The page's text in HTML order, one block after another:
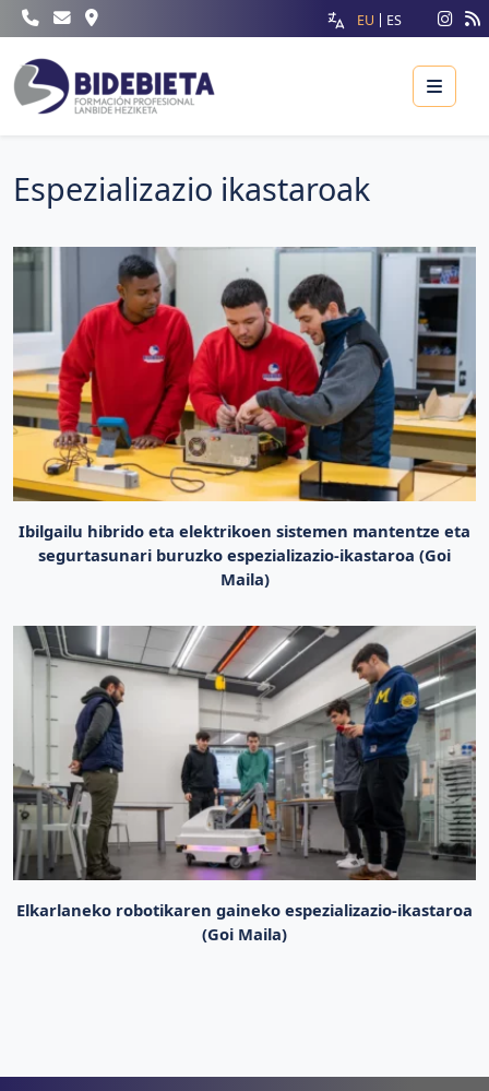
EU ES
Menu
Espezializazio ikastaroak
Ibilgailu hibrido eta elektrikoen sistemen mantentze eta
segurtasunari buruzko espezializazio-ikastaroa (Goi
Maila)
Elkarlaneko robotikaren gaineko espezializazio-ikastaroa
(Goi Maila)